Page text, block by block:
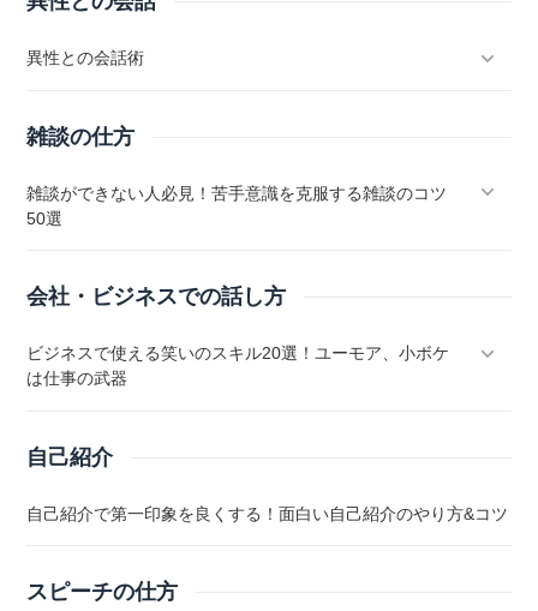
異性との会話術
雑談の仕方
雑談ができない人必見！苦手意識を克服する雑談のコツ
50選
会社・ビジネスでの話し方
ビジネスで使える笑いのスキル20選！ユーモア、小ボケ
は仕事の武器
自己紹介
自己紹介で第一印象を良くする！面白い自己紹介のやり方&コツ
スピーチの仕方